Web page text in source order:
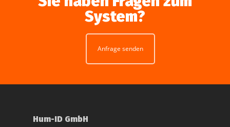
System?
Anfrage senden
Hum-ID GmbH